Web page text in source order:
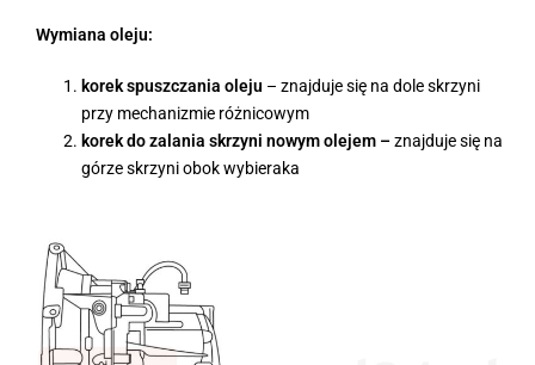
Wymiana oleju:
korek spuszczania oleju – znajduje się na dole skrzyni
przy mechanizmie różnicowym
korek do zalania skrzyni nowym olejem –znajduje się na
górze skrzyni obok wybieraka